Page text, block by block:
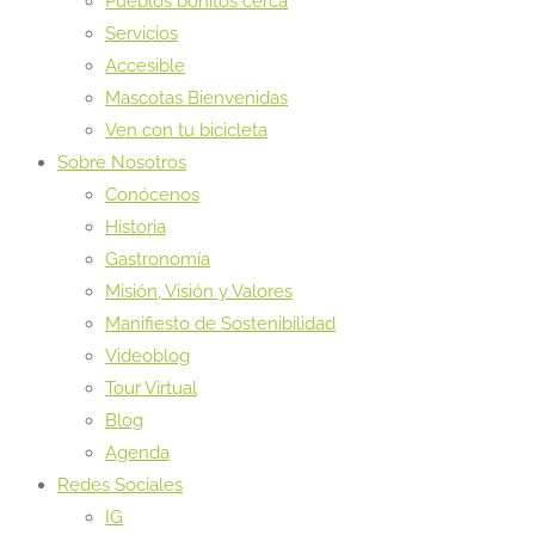
Servicios
Accesible
Mascotas Bienvenidas
Ven con tu bicicleta
Sobre Nosotros
Conócenos
Historia
Gastronomía
Misión, Visión y Valores
Manifiesto de Sostenibilidad
Videoblog
Tour Virtual
Blog
Agenda
Redes Sociales
IG